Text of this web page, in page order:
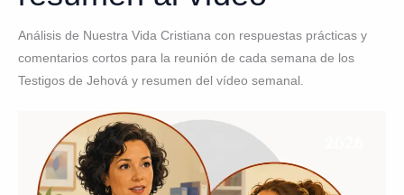
Análisis de Nuestra Vida Cristiana con respuestas prácticas y
comentarios cortos para la reunión de cada semana de los
Testigos de Jehová y resumen del vídeo semanal.